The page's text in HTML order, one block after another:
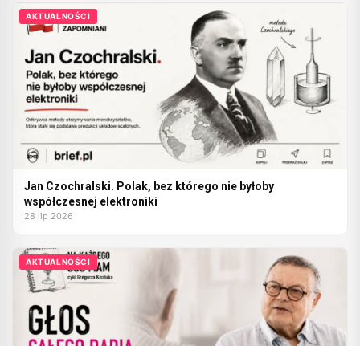
AKTUALNOŚCI
Jan Czochralski. Polak, bez którego nie byłoby
współczesnej elektroniki
28 lip 2026
AKTUALNOŚCI